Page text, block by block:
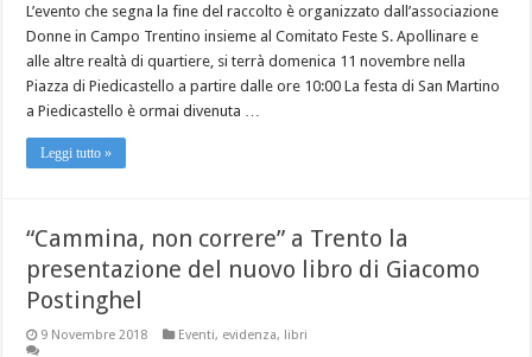
L’evento che segna la fine del raccolto è organizzato dall’associazione
Donne in Campo Trentino insieme al Comitato Feste S. Apollinare e
alle altre realtà di quartiere, si terrà domenica 11 novembre nella
Piazza di Piedicastello a partire dalle ore 10:00 La festa di San Martino
a Piedicastello è ormai divenuta …
Leggi tutto »
“Cammina, non correre” a Trento la
presentazione del nuovo libro di Giacomo
Postinghel
9 Novembre 2018 Eventi, evidenza, libri